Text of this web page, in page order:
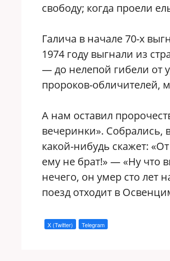
свободу; когда проели
Галича в начале 70-х
1974 году выгнали из
— до нелепой гибели от
пророков-обличителей,
А нам оставил
вечеринки». Собрались,
какой-нибудь скажет:
ему не брат!» — «Ну что
нечего, он умер сто лет
поезд отходит в
X (Twitter) Telegram